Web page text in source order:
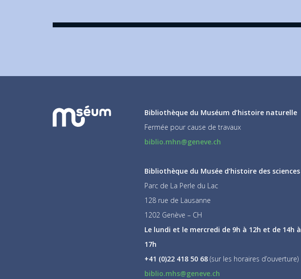
Bibliothèque du Muséum d’histoire naturelle
Fermée pour cause de travaux
biblio.mhn@geneve.ch
Bibliothèque du Musée d’histoire des sciences
Parc de La Perle du Lac
128 rue de Lausanne
1202 Genève – CH
Le lundi et le mercredi de 9h à 12h et de 14h à
17h
+41 (0)22 418 50 68 (sur les horaires d’ouverture)
biblio.mhs@geneve.ch